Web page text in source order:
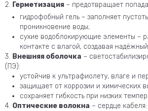
2. Герметизация – предотвращает
гидрофобный гель – заполняет
проникновение воды;
сухие водоблокирующие элементы –
контакте с влагой, создавая
3. Внешняя оболочка –
(ПЭ):
устойчив к ультрафиолету, влаге и
защищает от коррозии и химических
сохраняет гибкость при низких
4. Оптические волокна – сердце кабеля: